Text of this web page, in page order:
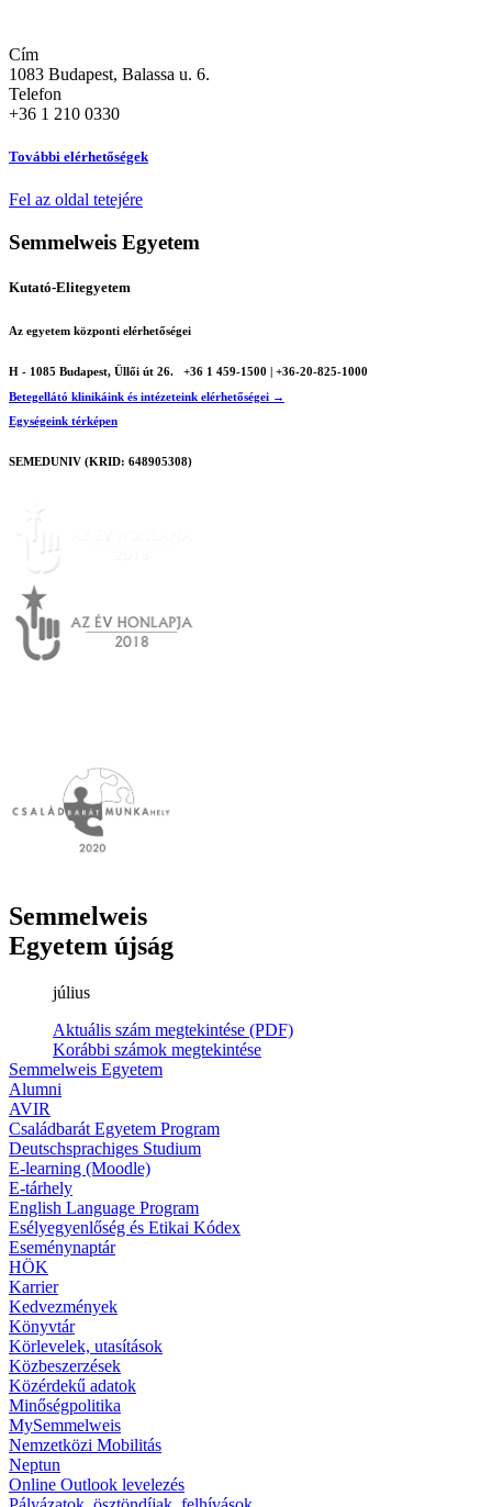
Cím
1083 Budapest, Balassa u. 6.
Telefon
+36 1 210 0330
További elérhetőségek
Fel az oldal tetejére
Semmelweis Egyetem
Kutató-Elitegyetem
Az egyetem központi elérhetőségei
H - 1085 Budapest, Üllői út 26.
+36 1 459-1500 | +36-20-825-1000
Betegellátó klinikáink és intézeteink elérhetőségei →
Egységeink térképen
SEMEDUNIV (KRID: 648905308)
Semmelweis
Egyetem újság
július
Aktuális szám megtekintése (PDF)
Korábbi számok megtekintése
Semmelweis Egyetem
Alumni
AVIR
Családbarát Egyetem Program
Deutschsprachiges Studium
E-learning (Moodle)
E-tárhely
English Language Program
Esélyegyenlőség és Etikai Kódex
Eseménynaptár
HÖK
Karrier
Kedvezmények
Könyvtár
Körlevelek, utasítások
Közbeszerzések
Közérdekű adatok
Minőségpolitika
MySemmelweis
Nemzetközi Mobilitás
Neptun
Online Outlook levelezés